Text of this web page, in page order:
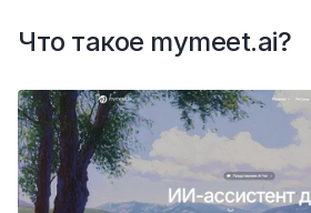
Что такое mymeet.ai?